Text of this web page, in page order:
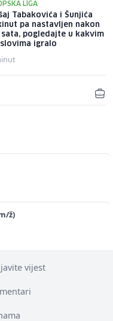
LIGA
Tabakovića i Šunjića
pa nastavljen nakon
sata, pogledajte u kakvim
igralo
ž)
vijest